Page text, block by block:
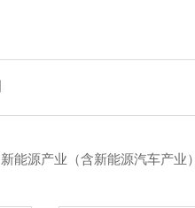
新能源产业（含新能源汽车产业）